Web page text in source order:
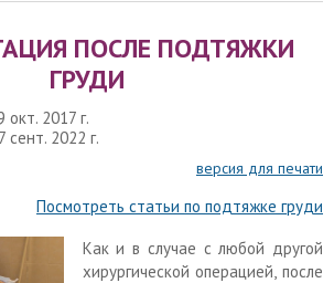
ПОСЛЕ ПОДТЯЖКИ
ГРУДИ
2017 г.
2022 г.
версия для печати
Посмотреть статьи по подтяжке груди
Как и в случае с любой другой
хирургической операцией, после